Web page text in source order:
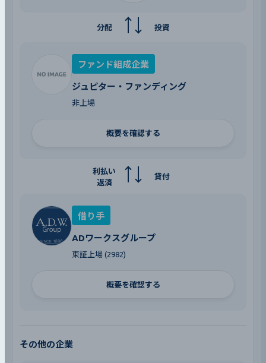
投資
分配
ファンド組成企業
ジュピター・ファンディング
非上場
概要を確認する
貸付
利払い
返済
借り手
ADワークスグループ
東証上場 (2982)
概要を確認する
その他の企業